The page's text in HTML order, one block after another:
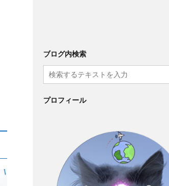
ブログ内検索
プロフィール